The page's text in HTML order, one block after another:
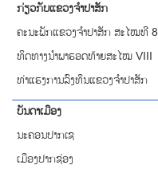
ກ່ຽວກັບແຂວງຈຳປາສັກ
ຄະນະພັກແຂວງຈຳປາສັກ ສະໄໝທີ 8
ທິດທາງນໍາພາຮອດທ້າຍສະໄໝ VIII
ທ່າແຮງການລົງທຶນແຂວງຈໍາປາສັກ
ບັນດາເມືອງ
ນະຄອນປາກເຊ
ເມືອງປາກຊ່ອງ